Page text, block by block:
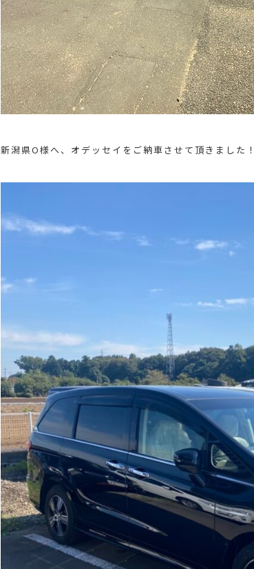
新潟県O様へ、オデッセイをご納車させて頂きました！